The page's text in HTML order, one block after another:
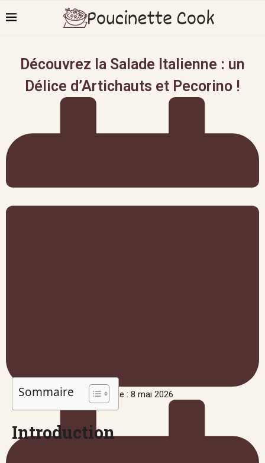
Découvrez la Salade Italienne : un
Délice d’Artichauts et Pecorino !
Publié le : 8 mai 2026
Sommaire
Introduction